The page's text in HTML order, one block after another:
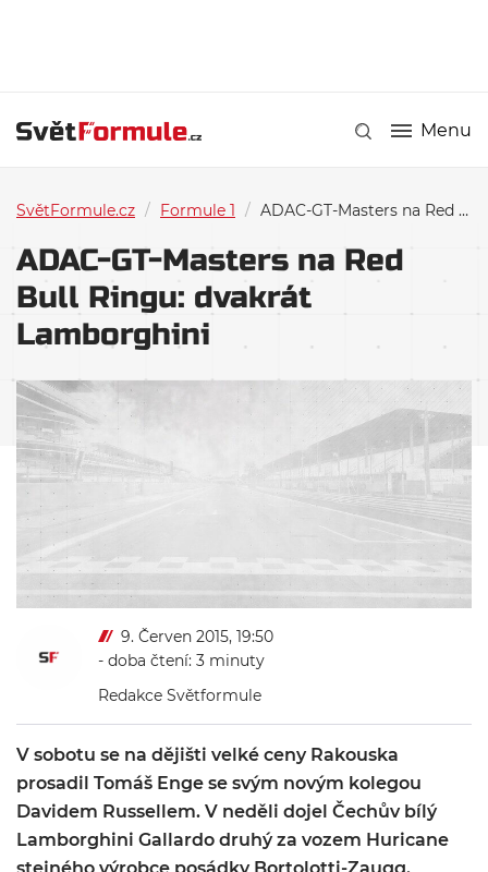
Menu
SvětFormule.cz / Formule 1 / ADAC-GT-Masters na Red Bull Ringu: dvakrát Lamborghini
ADAC-GT-Masters na Red
Bull Ringu: dvakrát
Lamborghini
9. Červen 2015, 19:50
- doba čtení: 3 minuty
Redakce Světformule
V sobotu se na dějišti velké ceny Rakouska
prosadil Tomáš Enge se svým novým kolegou
Davidem Russellem. V neděli dojel Čechův bílý
Lamborghini Gallardo druhý za vozem Huricane